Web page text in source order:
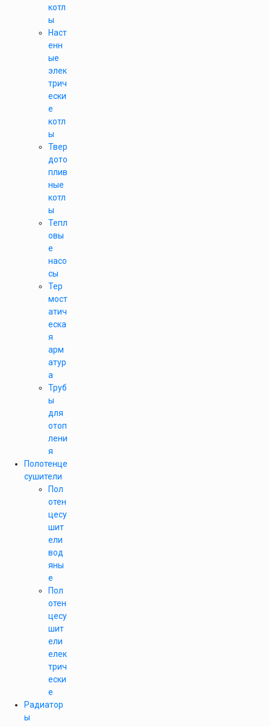
котл
ы
Наст
енн
ые
элек
трич
ески
е
котл
ы
Твер
дото
плив
ные
котл
ы
Тепл
овы
е
насо
сы
Тер
мост
атич
еска
я
арм
атур
а
Труб
ы
для
отоп
лени
я
Полотенце
сушители
Пол
отен
цесу
шит
ели
вод
яны
е
Пол
отен
цесу
шит
ели
елек
трич
ески
е
Радиатор
ы